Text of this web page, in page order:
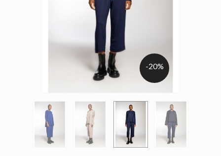
-20%